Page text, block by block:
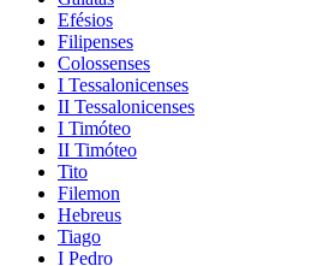
Efésios
Filipenses
Colossenses
I Tessalonicenses
II Tessalonicenses
I Timóteo
II Timóteo
Tito
Filemon
Hebreus
Tiago
I Pedro